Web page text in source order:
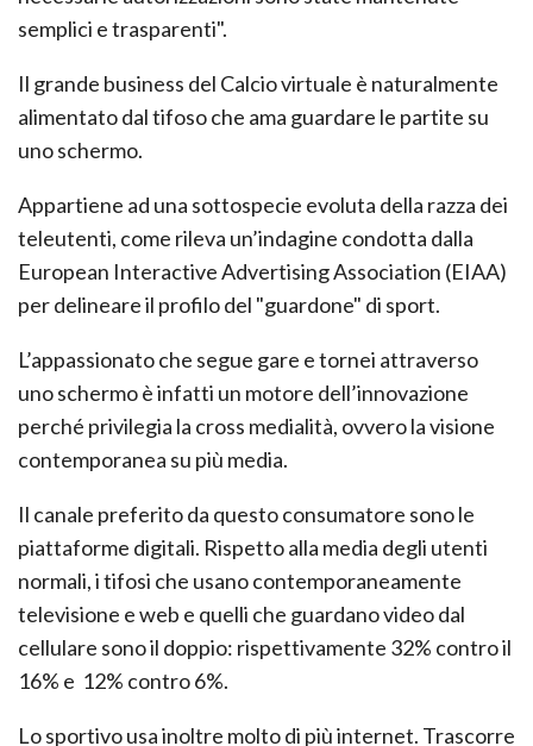
semplici e trasparenti".
Il grande business del Calcio virtuale è naturalmente
alimentato dal tifoso che ama guardare le partite su
uno schermo.
Appartiene ad una sottospecie evoluta della razza dei
teleutenti, come rileva un’indagine condotta dalla
European Interactive Advertising Association (EIAA)
per delineare il profilo del "guardone" di sport.
L’appassionato che segue gare e tornei attraverso
uno schermo è infatti un motore dell’innovazione
perché privilegia la cross medialità, ovvero la visione
contemporanea su più media.
Il canale preferito da questo consumatore sono le
piattaforme digitali. Rispetto alla media degli utenti
normali, i tifosi che usano contemporaneamente
televisione e web e quelli che guardano video dal
cellulare sono il doppio: rispettivamente 32% contro il
16% e 12% contro 6%.
Lo sportivo usa inoltre molto di più internet. Trascorre